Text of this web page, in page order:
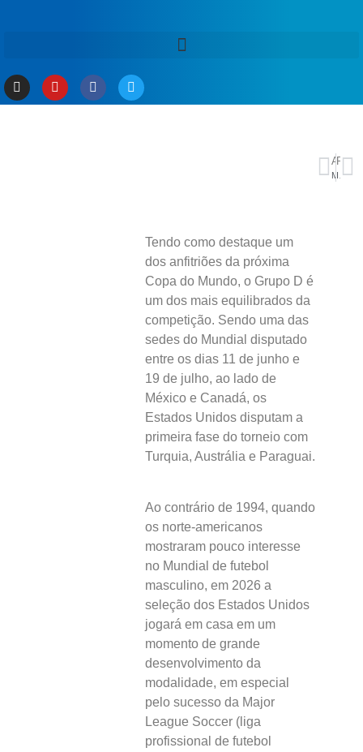
Tendo como destaque um
dos anfitriões da próxima
Copa do Mundo, o Grupo D é
um dos mais equilibrados da
competição. Sendo uma das
sedes do Mundial disputado
entre os dias 11 de junho e
19 de julho, ao lado de
México e Canadá, os
Estados Unidos disputam a
primeira fase do torneio com
Turquia, Austrália e Paraguai.
Ao contrário de 1994, quando
os norte-americanos
mostraram pouco interesse
no Mundial de futebol
masculino, em 2026 a
seleção dos Estados Unidos
jogará em casa em um
momento de grande
desenvolvimento da
modalidade, em especial
pelo sucesso da Major
League Soccer (liga
profissional de futebol
ANTERIOR
Mais de 70 mulheres tiveram mandatos cassados em 10 anos no país
PRÓXIMO
Infraero e Inframerica estimam 400 mil passageiros no Corpus Christi